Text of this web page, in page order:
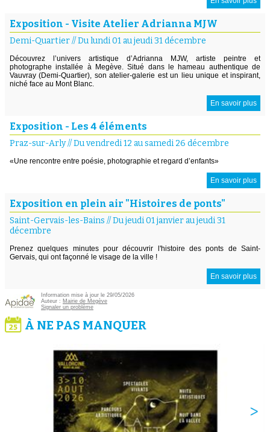
Exposition - Visite Atelier Adrianna MJW
Demi-Quartier//Du lundi 01 au jeudi 31 décembre
Découvrez l’univers artistique d’Adrianna MJW, artiste peintre et
photographe installée à Megève. Situé dans le hameau authentique de
Vauvray (Demi-Quartier), son atelier-galerie est un lieu unique et inspirant,
niché face au Mont Blanc.
En savoir plus
Exposition - Les 4 éléments
Praz-sur-Arly//Du vendredi 12 au samedi 26 décembre
«Une rencontre entre poésie, photographie et regard d’enfants»
En savoir plus
Exposition en plein air "Histoires de ponts"
Saint-Gervais-les-Bains //Du jeudi 01 janvier au jeudi 31
décembre
Prenez quelques minutes pour découvrir l'histoire des ponts de Saint-
Gervais, qui ont façonné le visage de la ville !
En savoir plus
Information mise à jour le 29/05/2026
Auteur : Mairie de Megève
Signaler un problème
À NE PAS MANQUER